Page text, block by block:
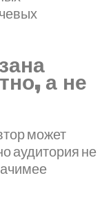
а не
может
аудитория не